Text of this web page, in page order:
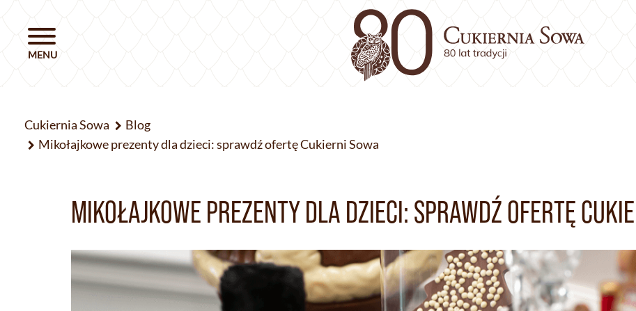
Cukiernia Sowa
Blog
Mikołajkowe prezenty dla dzieci: sprawdź ofertę Cukierni Sowa
MIKOŁAJKOWE PREZENTY DLA DZIECI: SPRAWDŹ OFERTĘ